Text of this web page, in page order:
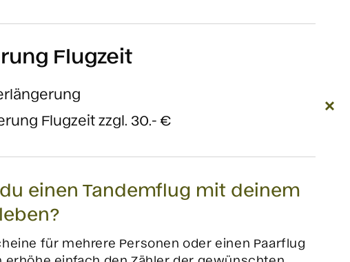
Flugzeit
Flugzeit zzgl. 30.- €
einen Tandemflug mit deinem
für mehrere Personen oder einen Paarflug